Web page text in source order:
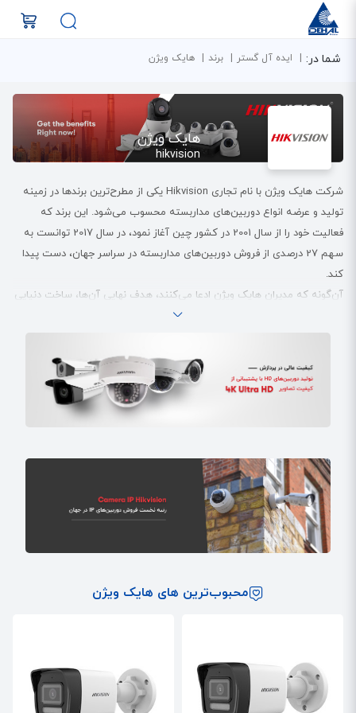
شما در: ایده آل گستر برند هایک ویژن
هایک ویژن
hikvision
شرکت هایک ویژن با نام تجاری Hikvision یکی از مطرح‌ترین برندها در زمینه
تولید و عرضه انواع دوربین‌های مداربسته محسوب می‌شود. این برند که
فعالیت خود را از سال 2001 در کشور چین آغاز نمود، در سال 2017 توانست به
سهم 27 درصدی از فروش دوربین‌های مداربسته در سراسر جهان، دست پیدا
کند.
آن‌گونه که مدیران هایک ویژن ادعا می‌کنند، هدف نهایی آن‌ها، ساخت دنیایی
هوشمند از طریق برنامه‌های کاربردی نوآورانه و مبتنی بر اینترنت اشیاء است.
در همین راستا، هایک ویژن انواع مختلف دوربین‌های مداربسته تحت شبکه
خود را در سالیان اخیر، روانه بازارهای جهانی کرده و توانسته بخش عظیمی از
بازار این محصولات امنیتی مهم را تحت کنترل خود دربیاورد.
هایک ویژن به عنوان یک شرکت پیشرو در صنعت نظارت ویدیویی، هم‌اکنون
محصولات خود را با تکیه بر هوش مصنوعی، یادگیری عمیق، ادراک ماشین،
خود در اقصی نقاط جهان از جمله ایران، عرضه می‌نماید. در ایران هم محصولات
این شرکت توسط نمایندگی هایک ویژن به صورت گسترده در دسترس
مشتریان قرار دارند.
هایک ویژن دوربین‌های تحت شبکه خود را برای رفع نیازهای مختلف از قبیل
نظارت کلی ویدیو، تحلیل محتوای ویدیویی با الگوریتم‌های یادگیری عمیق و ...
بالا در طیف وسیعی از شرایط نوری، به حداقل رساندن نیازهای ذخیره‌سازی و
پهنای باند و همچنین ارائه آگاهی موقعیتی مبتنی بر داده، می‌توانند به
شبکه، دستگاه‌های ذخیره‌سازی DVR و NVR شد. کیفیت بالای دوربین‌های
Hikvision سبب شد این برند در سال 2017، رده نخست فروش دوربین‌های آی
پی را در جهان، به خود اختصاص دهد. این شرکت هم‌‌اکنون راه خود را به سمت
محبوب‌ترین های هایک ویژن